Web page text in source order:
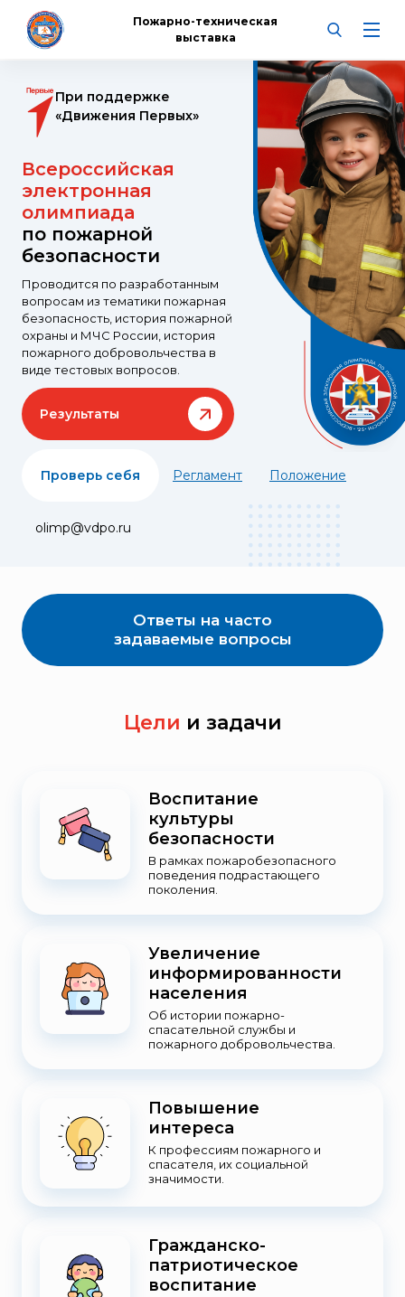
Пожарно-техническая
выставка
При поддержке
«Движения Первых»
Всероссийская
электронная
олимпиада
по пожарной
безопасности
Проводится по разработанным
вопросам из тематики пожарная
безопасность, история пожарной
охраны и МЧС России, история
пожарного добровольчества в
виде тестовых вопросов.
Результаты
Проверь себя Регламент Положение
olimp@vdpo.ru
Ответы на часто
задаваемые вопросы
Цели и задачи
Воспитание
культуры
безопасности
В рамках пожаробезопасного
поведения подрастающего
поколения.
Увеличение
информированности
населения
Об истории пожарно-
спасательной службы и
пожарного добровольчества.
Повышение
интереса
К профессиям пожарного и
спасателя, их социальной
значимости.
Гражданско-
патриотическое
воспитание